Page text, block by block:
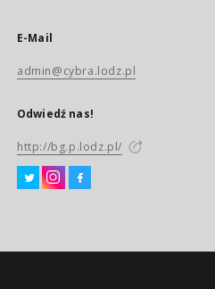
E-Mail
admin@cybra.lodz.pl
Odwiedź nas!
http://bg.p.lodz.pl/